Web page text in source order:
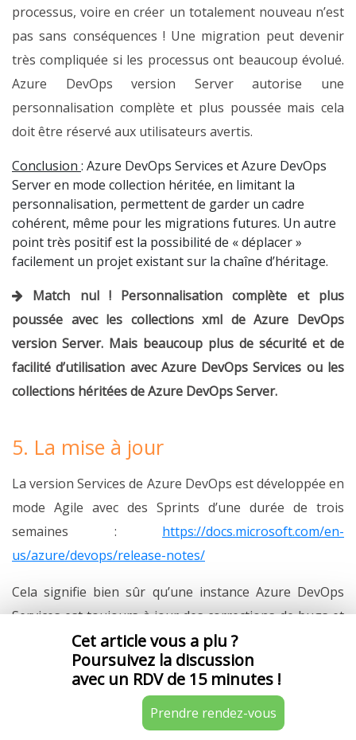
processus, voire en créer un totalement nouveau n’est
pas sans conséquences ! Une migration peut devenir
très compliquée si les processus ont beaucoup évolué.
Azure DevOps version Server autorise une
personnalisation complète et plus poussée mais cela
doit être réservé aux utilisateurs avertis.
Conclusion : Azure DevOps Services et Azure DevOps
Server en mode collection héritée, en limitant la
personnalisation, permettent de garder un cadre
cohérent, même pour les migrations futures. Un autre
point très positif est la possibilité de « déplacer »
facilement un projet existant sur la chaîne d’héritage.
Match nul ! Personnalisation complète et plus
poussée avec les collections xml de Azure DevOps
version Server. Mais beaucoup plus de sécurité et de
facilité d’utilisation avec Azure DevOps Services ou les
collections héritées de Azure DevOps Server.
5. La mise à jour
La version Services de Azure DevOps est développée en
mode Agile avec des Sprints d’une durée de trois
semaines : https://docs.microsoft.com/en-
us/azure/devops/release-notes/
Cela signifie bien sûr qu’une instance Azure DevOps
Services est toujours à jour des corrections de bugs et
des ajouts de nouvelles fonctionnalités.
La version Server de Azure DevOps, elle, est proposée
en version généralement annuelle puisque les
dernières versions sont TFS 2017, TFS 2018, Azure
Cet article vous a plu ?
Poursuivez la discussion
avec un RDV de 15 minutes !
Prendre rendez-vous